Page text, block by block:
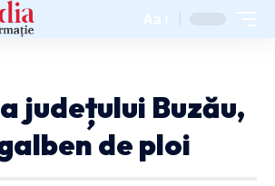
Aa
județului Buzău,
de ploi